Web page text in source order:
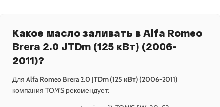
Какое масло заливать в Alfa Romeo
Brera 2.0 JTDm (125 кВт) (2006-
2011)?
Для Alfa Romeo Brera 2.0 JTDm (125 кВт) (2006-2011)
компания TOM'S рекомендует: